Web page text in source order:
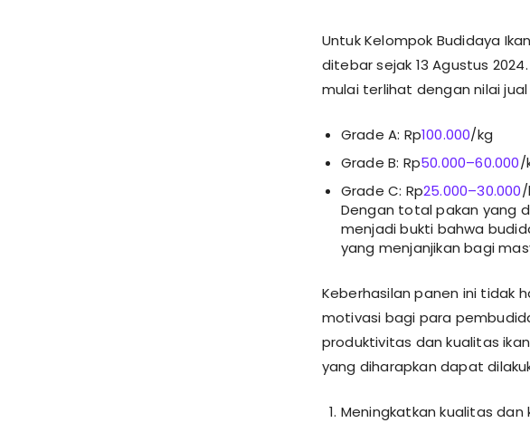
Untuk Kelompok Budidaya
ditebar sejak 13 Agustus
mulai terlihat dengan nilai
Grade A: Rp100.000/kg
Grade B: Rp50.000–60.000/
Grade C: Rp25.000–30.000/
Dengan total pakan yang
menjadi bukti bahwa
yang menjanjikan bagi
Keberhasilan panen ini tidak
motivasi bagi para
produktivitas dan kualitas
yang diharapkan dapat
Meningkatkan kualitas